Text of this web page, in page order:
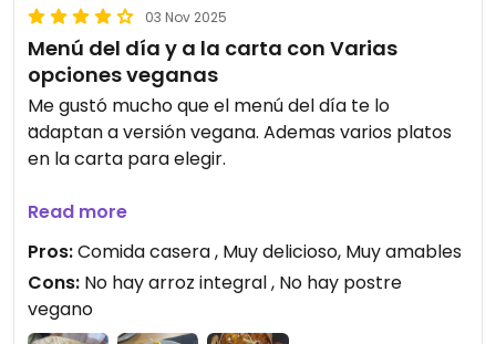
03 Nov 2025
Menú del día y a la carta con Varias
opciones veganas
Me gustó mucho que el menú del día te lo
adaptan a versión vegana. Ademas varios platos
en la carta para elegir.
Updated from previous review on 2025-11-03
Read more
Pros:Comida casera , Muy delicioso, Muy amables
Cons: No hay arroz integral , No hay postre
vegano